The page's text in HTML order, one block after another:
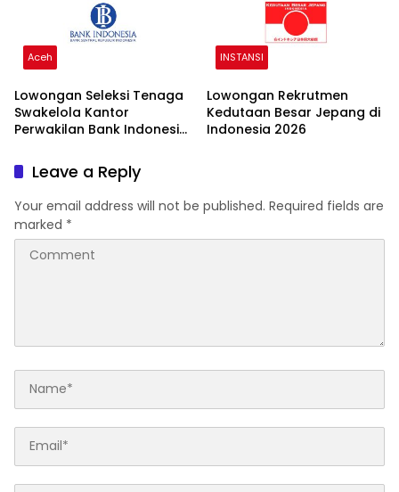
Aceh
Lowongan Seleksi Tenaga
Swakelola Kantor
Perwakilan Bank Indonesia
INSTANSI
Lowongan Rekrutmen
Kedutaan Besar Jepang di
Indonesia 2026
Leave a Reply
Your email address will not be published. Required fields are
marked *